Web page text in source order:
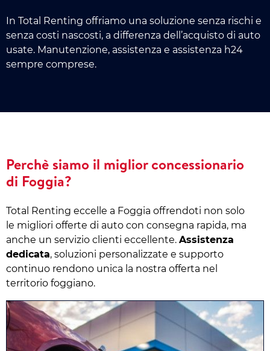
In Total Renting offriamo una soluzione senza rischi e
senza costi nascosti, a differenza dell’acquisto di auto
usate. Manutenzione, assistenza e assistenza h24
sempre comprese.
Perchè siamo il miglior concessionario
di Foggia?
Total Renting eccelle a Foggia offrendoti non solo
le migliori offerte di auto con consegna rapida, ma
anche un servizio clienti eccellente. Assistenza
dedicata, soluzioni personalizzate e supporto
continuo rendono unica la nostra offerta nel
territorio foggiano.